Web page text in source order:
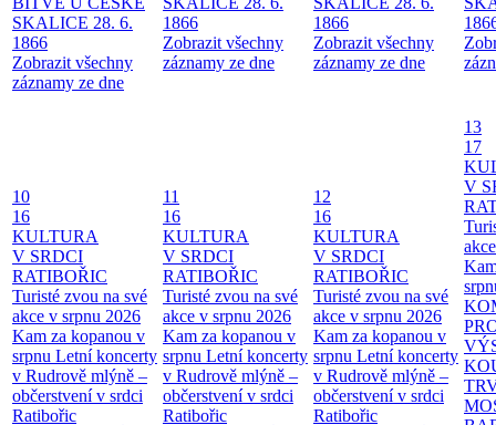
SKALICE 28. 6.
1866
Zobrazit všechny
záznamy ze dne
1866
Zobrazit všechny
záznamy ze dne
1866
Zobrazit všechny
záznamy ze dne
10
16
KULTURA
V SRDCI
RATIBOŘIC
Turisté zvou na své
akce v srpnu 2026
Kam za kopanou v
srpnu Letní koncerty
v Rudrově mlýně –
občerstvení v srdci
Ratibořic
11
16
KULTURA
V SRDCI
RATIBOŘIC
Turisté zvou na své
akce v srpnu 2026
Kam za kopanou v
srpnu Letní koncerty
v Rudrově mlýně –
občerstvení v srdci
Ratibořic
12
16
KULTURA
V SRDCI
RATIBOŘIC
Turisté zvou na své
akce v srpnu 2026
Kam za kopanou v
srpnu Letní koncerty
v Rudrově mlýně –
občerstvení v srdci
Ratibořic
13
17
V